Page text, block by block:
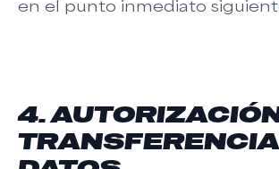
en el punto inmediato
4.